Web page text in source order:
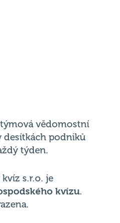
vědomostní
desítkách podniků
týden.
s.r.o. je
kvízu.